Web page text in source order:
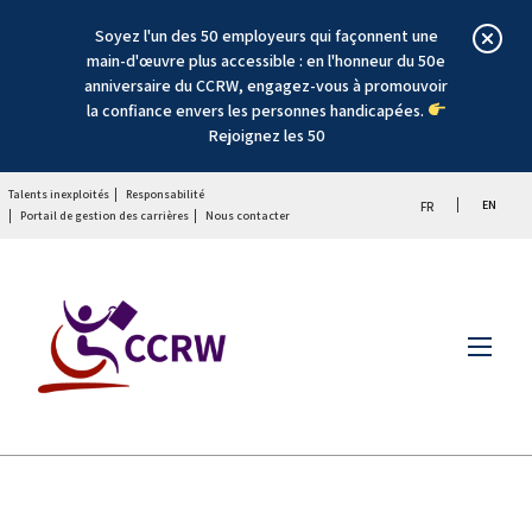
Soyez l'un des 50 employeurs qui façonnent une
main-d'œuvre plus accessible : en l'honneur du 50e
anniversaire du CCRW, engagez-vous à promouvoir
la confiance envers les personnes handicapées.
Rejoignez les 50
Talents inexploités
Responsabilité
Portail de gestion des carrières
Nous contacter
FR EN
Menu